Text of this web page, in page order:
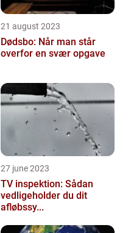
21 august 2023
Dødsbo: Når man står
overfor en svær opgave
27 june 2023
TV inspektion: Sådan
vedligeholder du dit
afløbssy...